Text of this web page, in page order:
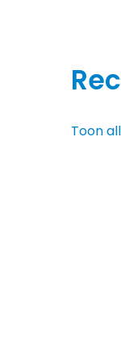
Toon